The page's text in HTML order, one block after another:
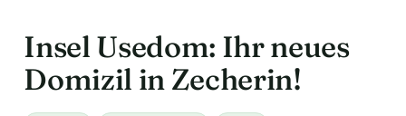
Insel Usedom: Ihr neues
Domizil in Zecherin!